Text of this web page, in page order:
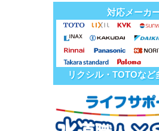
対応メーカ
リクシル・TOTOなど